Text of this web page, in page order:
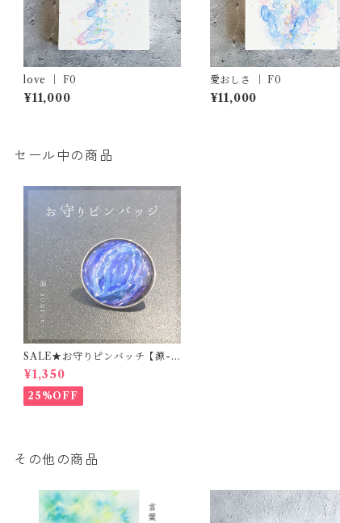
love ｜ F0
¥11,000
愛おしさ ｜ F0
¥11,000
セール中の商品
SALE★お守りピンバッチ【源-s
ource-】
¥1,350
25%OFF
その他の商品